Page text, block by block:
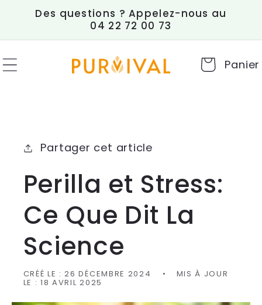
passer
contenu
Des questions ? Appelez-nous au
04 22 72 00 73
Panier
Partager cet article
Perilla et Stress:
Ce Que Dit La
Science
CRÉÉ LE :26 DÉCEMBRE 2024 MIS À JOUR
LE : 18 AVRIL 2025